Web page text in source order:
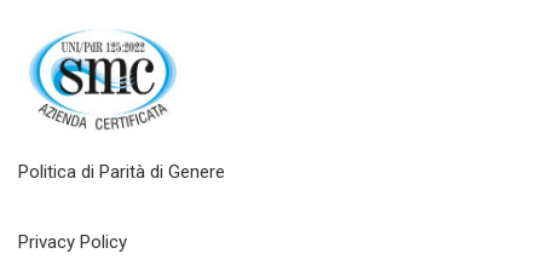
Politica di Parità di Genere
Privacy Policy